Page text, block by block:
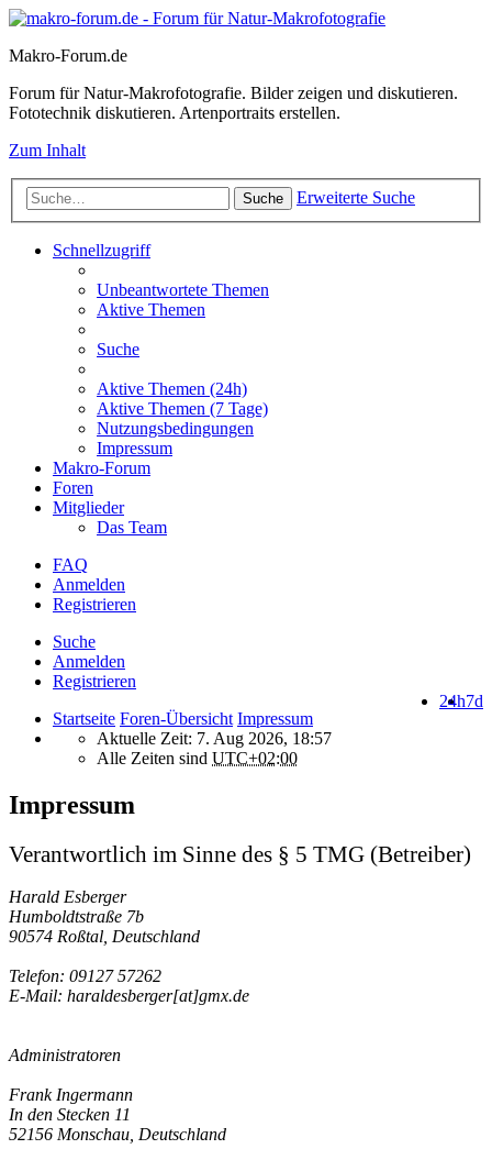
Makro-Forum.de
Forum für Natur-Makrofotografie. Bilder zeigen und diskutieren.
Fototechnik diskutieren. Artenportraits erstellen.
Zum Inhalt
Suche Erweiterte Suche
Schnellzugriff
Unbeantwortete Themen
Aktive Themen
Suche
Aktive Themen (24h)
Aktive Themen (7 Tage)
Nutzungsbedingungen
Impressum
Makro-Forum
Foren
Mitglieder
Das Team
FAQ
Anmelden
Registrieren
Suche
Anmelden
Registrieren
7d
24h
Startseite Foren-Übersicht Impressum
Aktuelle Zeit: 7. Aug 2026, 18:57
Alle Zeiten sind UTC+02:00
Impressum
Verantwortlich im Sinne des § 5 TMG (Betreiber)
Harald Esberger
Humboldtstraße 7b
90574 Roßtal, Deutschland
Telefon: 09127 57262
E-Mail: haraldesberger[at]gmx.de
Administratoren
Frank Ingermann
In den Stecken 11
52156 Monschau, Deutschland